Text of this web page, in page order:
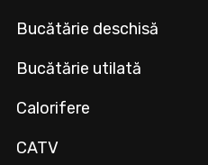
Bucătărie deschisă
Bucătărie utilată
Calorifere
CATV